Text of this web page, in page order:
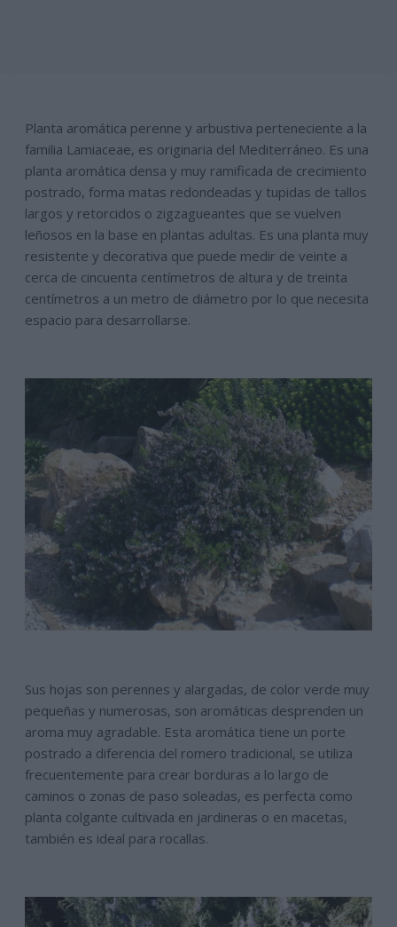
Planta aromática perenne y arbustiva perteneciente a la
familia Lamiaceae, es originaria del Mediterráneo. Es una
planta aromática densa y muy ramificada de crecimiento
postrado, forma matas redondeadas y tupidas de tallos
largos y retorcidos o zigzagueantes que se vuelven
leñosos en la base en plantas adultas. Es una planta muy
resistente y decorativa que puede medir de veinte a
cerca de cincuenta centímetros de altura y de treinta
centímetros a un metro de diámetro por lo que necesita
espacio para desarrollarse.
Sus hojas son perennes y alargadas, de color verde muy
pequeñas y numerosas, son aromáticas desprenden un
aroma muy agradable. Esta aromática tiene un porte
postrado a diferencia del romero tradicional, se utiliza
frecuentemente para crear borduras a lo largo de
caminos o zonas de paso soleadas, es perfecta como
planta colgante cultivada en jardineras o en macetas,
también es ideal para rocallas.